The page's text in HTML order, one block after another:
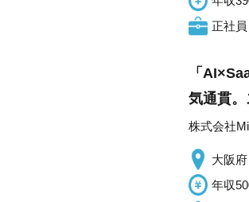
正社員
「
気通貫
株式会社
大阪
年収